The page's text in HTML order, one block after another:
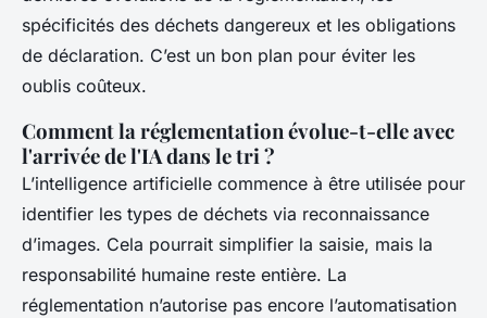
spécificités des déchets dangereux et les obligations
de déclaration. C’est un bon plan pour éviter les
oublis coûteux.
Comment la réglementation évolue-t-elle avec
l'arrivée de l'IA dans le tri ?
L’intelligence artificielle commence à être utilisée pour
identifier les types de déchets via reconnaissance
d’images. Cela pourrait simplifier la saisie, mais la
responsabilité humaine reste entière. La
réglementation n’autorise pas encore l’automatisation